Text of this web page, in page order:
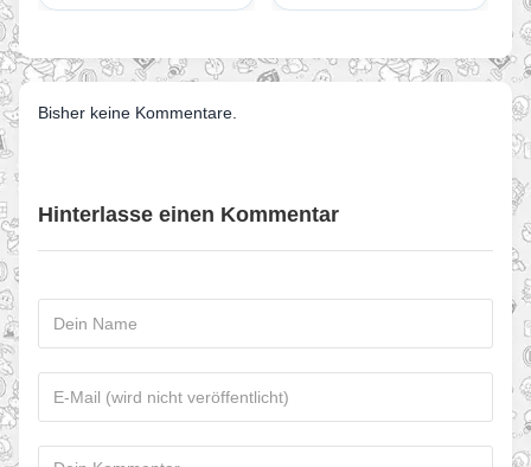
Bisher keine Kommentare.
Hinterlasse einen Kommentar